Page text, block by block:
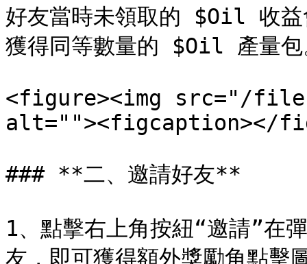
好友當時未領取的 $Oil 收益
獲得同等數量的 $Oil 產量包
<figure><img src="/files/
alt=""><figcaption></
### **二、邀請好友**
1、點擊右上角按紐“邀請”在
友，即可獲得額外獎勵角點擊